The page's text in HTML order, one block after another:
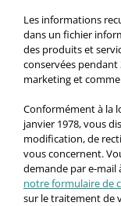
Les informations
dans un fichier
des produits et
conservées pendant
marketing et
Conformément à la
janvier 1978, vous
modification, de
vous concernent.
demande par e-mail
notre formulaire de
sur le traitement de